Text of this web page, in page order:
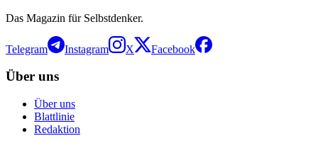
Das Magazin für Selbstdenker.
Telegram Instagram X Facebook
Über uns
Über uns
Blattlinie
Redaktion